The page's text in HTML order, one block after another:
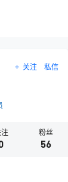
关注 私信
粉丝
56